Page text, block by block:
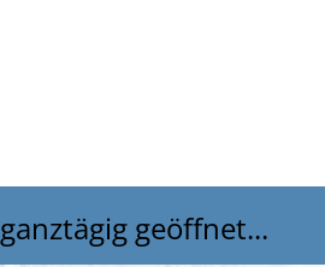
geöffnet...